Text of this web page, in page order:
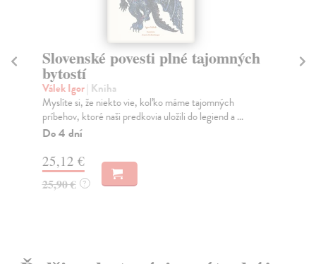
Slovenské povesti plné tajomných
bytostí
Válek Igor| Kniha
Myslíte si, že niekto vie, koľko máme tajomných
príbehov, ktoré naši predkovia uložili do legiend a ...
Do 4 dní
25,12 €
25,90 € ?